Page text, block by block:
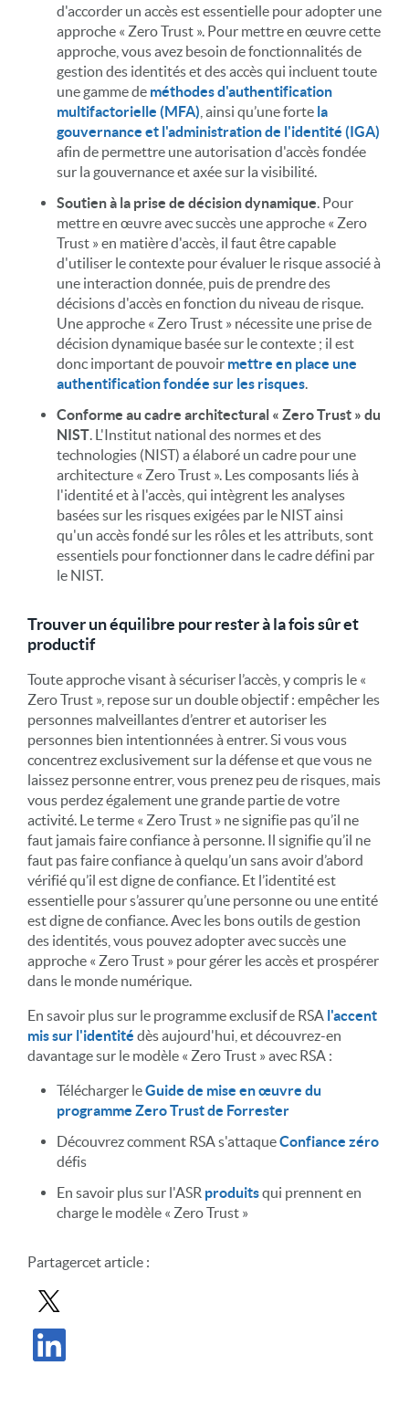
d'accorder un accès est essentielle pour adopter une
approche « Zero Trust ». Pour mettre en œuvre cette
approche, vous avez besoin de fonctionnalités de
gestion des identités et des accès qui incluent toute
une gamme de méthodes d'authentification
multifactorielle (MFA) , ainsi qu’une forte la
gouvernance et l'administration de l'identité (IGA)
afin de permettre une autorisation d'accès fondée
sur la gouvernance et axée sur la visibilité.
Soutien à la prise de décision dynamique . Pour
mettre en œuvre avec succès une approche « Zero
Trust » en matière d'accès, il faut être capable
d'utiliser le contexte pour évaluer le risque associé à
une interaction donnée, puis de prendre des
décisions d'accès en fonction du niveau de risque.
Une approche « Zero Trust » nécessite une prise de
décision dynamique basée sur le contexte ; il est
donc important de pouvoir mettre en place une
authentification fondée sur les risques
Conforme au cadre architectural « Zero Trust » du
NIST . L'Institut national des normes et des
technologies (NIST) a élaboré un cadre pour une
architecture « Zero Trust ». Les composants liés à
l'identité et à l'accès, qui intègrent les analyses
basées sur les risques exigées par le NIST ainsi
qu'un accès fondé sur les rôles et les attributs, sont
essentiels pour fonctionner dans le cadre défini par
le NIST.
Trouver un équilibre pour rester à la fois sûr et
productif
Toute approche visant à sécuriser l’accès, y compris le «
Zero Trust », repose sur un double objectif : empêcher les
personnes malveillantes d’entrer et autoriser les
personnes bien intentionnées à entrer. Si vous vous
concentrez exclusivement sur la défense et que vous ne
laissez personne entrer, vous prenez peu de risques, mais
vous perdez également une grande partie de votre
activité. Le terme « Zero Trust » ne signifie pas qu’il ne
faut jamais faire confiance à personne. Il signifie qu’il ne
faut pas faire confiance à quelqu’un sans avoir d’abord
vérifié qu’il est digne de confiance. Et l’identité est
essentielle pour s’assurer qu’une personne ou une entité
est digne de confiance. Avec les bons outils de gestion
des identités, vous pouvez adopter avec succès une
approche « Zero Trust » pour gérer les accès et prospérer
dans le monde numérique.
En savoir plus sur le programme exclusif de RSA l'accent
mis sur l'identité dès aujourd'hui, et découvrez-en
davantage sur le modèle « Zero Trust » avec RSA :
Télécharger leGuide de mise en œuvre du
programme Zero Trust de Forrester
Découvrez comment RSA s'attaqueConfiance zéro
défis
En savoir plus sur l'ASR produitsqui prennent en
charge le modèle « Zero Trust »
Partagercet article :
Partager le message dans X